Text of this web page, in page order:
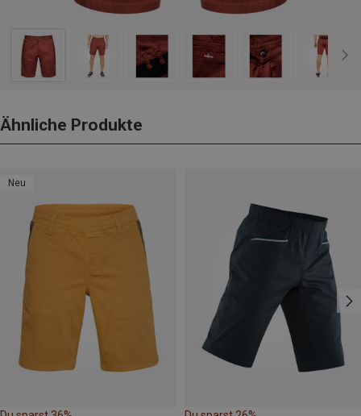
Ähnliche Produkte
Neu